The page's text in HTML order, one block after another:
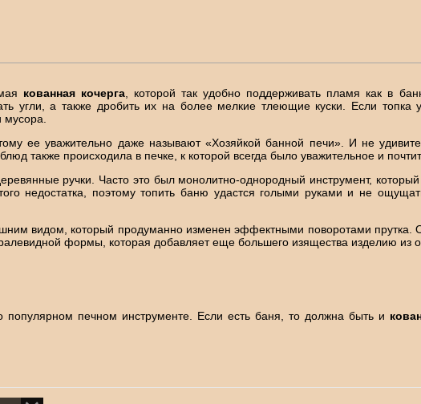
кованная кочерга, которой так удобно поддерживать пламя как в
угли, а также дробить их на более мелкие тлеющие куски. Если топка
мусора.
ее уважительно даже называют «Хозяйкой банной печи». И не
также происходила в печке, к которой всегда было уважительное и
ручки. Часто это был монолитно-однородный инструмент,
недостатка, поэтому топить баню удастся голыми руками и не
видом, который продуманно изменен эффектными поворотами прутка.
формы, которая добавляет еще большего изящества изделию из
печном инструменте. Если есть баня, то должна быть и